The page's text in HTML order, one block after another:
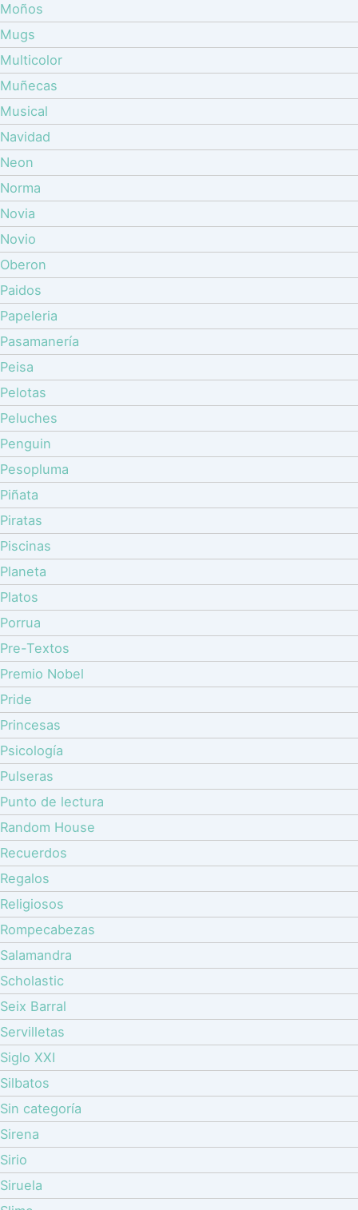
Moños
Mugs
Multicolor
Muñecas
Musical
Navidad
Neon
Norma
Novia
Novio
Oberon
Paidos
Papeleria
Pasamanería
Peisa
Pelotas
Peluches
Penguin
Pesopluma
Piñata
Piratas
Piscinas
Planeta
Platos
Porrua
Pre-Textos
Premio Nobel
Pride
Princesas
Psicología
Pulseras
Punto de lectura
Random House
Recuerdos
Regalos
Religiosos
Rompecabezas
Salamandra
Scholastic
Seix Barral
Servilletas
Siglo XXI
Silbatos
Sin categoría
Sirena
Sirio
Siruela